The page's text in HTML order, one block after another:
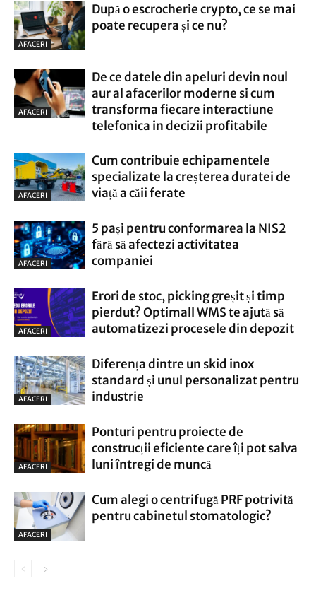
AFACERI
După o escrocherie crypto, ce se mai
poate recupera și ce nu?
AFACERI
De ce datele din apeluri devin noul
aur al afacerilor moderne si cum
transforma fiecare interactiune
telefonica in decizii profitabile
AFACERI
Cum contribuie echipamentele
specializate la creșterea duratei de
viață a căii ferate
AFACERI
5 pași pentru conformarea la NIS2
fără să afectezi activitatea
companiei
AFACERI
Erori de stoc, picking greșit și timp
pierdut? Optimall WMS te ajută să
automatizezi procesele din depozit
AFACERI
Diferența dintre un skid inox
standard și unul personalizat pentru
industrie
AFACERI
Ponturi pentru proiecte de
construcții eficiente care îți pot salva
luni întregi de muncă
AFACERI
Cum alegi o centrifugă PRF potrivită
pentru cabinetul stomatologic?